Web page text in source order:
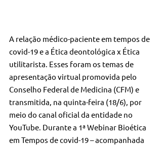
A relação médico-paciente em tempos de
covid-19 e a Ética deontológica x Ética
utilitarista. Esses foram os temas de
apresentação virtual promovida pelo
Conselho Federal de Medicina (CFM) e
transmitida, na quinta-feira (18/6), por
meio do canal oficial da entidade no
YouTube. Durante a 1ª Webinar Bioética
em Tempos de covid-19 – acompanhada